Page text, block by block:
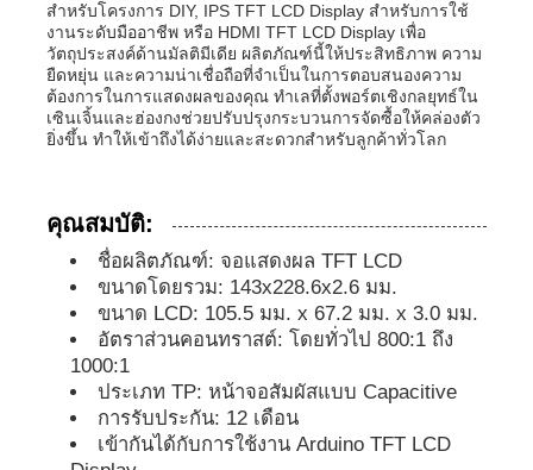
หน้าจอสัมผัส TFT LCD
มอนิเตอร์ LCD พกพา
โมดูลแสดงผล oled
จอ LCD ของรถ
หน้าจอ LCD แบบกลม
แผ่นจอสัมผัส LCD
สำหรับโครงการ DIY, IPS TFT LCD Display สำหรับการใช้
งานระดับมืออาชีพ หรือ HDMI TFT LCD Display เพื่อ
วัตถุประสงค์ด้านมัลติมีเดีย ผลิตภัณฑ์นี้ให้ประสิทธิภาพ ความ
ยืดหยุ่น และความน่าเชื่อถือที่จำเป็นในการตอบสนองความ
ต้องการในการแสดงผลของคุณ ทำเลที่ตั้งพอร์ตเชิงกลยุทธ์ใน
เซินเจิ้นและฮ่องกงช่วยปรับปรุงกระบวนการจัดซื้อให้คล่องตัว
ยิ่งขึ้น ทำให้เข้าถึงได้ง่ายและสะดวกสำหรับลูกค้าทั่วโลก
คุณสมบัติ:
ชื่อผลิตภัณฑ์: จอแสดงผล TFT LCD
ขนาดโดยรวม: 143x228.6x2.6 มม.
ขนาด LCD: 105.5 มม. x 67.2 มม. x 3.0 มม.
อัตราส่วนคอนทราสต์: โดยทั่วไป 800:1 ถึง
1000:1
ประเภท TP: หน้าจอสัมผัสแบบ Capacitive
การรับประกัน: 12 เดือน
เข้ากันได้กับการใช้งาน Arduino TFT LCD